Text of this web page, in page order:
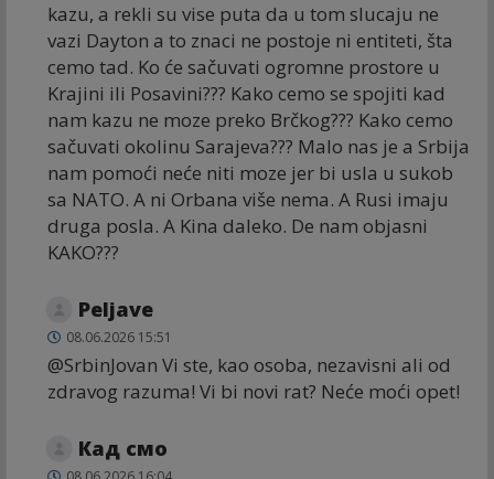
kazu, a rekli su vise puta da u tom slucaju ne
vazi Dayton a to znaci ne postoje ni entiteti, šta
cemo tad. Ko će sačuvati ogromne prostore u
Krajini ili Posavini??? Kako cemo se spojiti kad
nam kazu ne moze preko Brčkog??? Kako cemo
sačuvati okolinu Sarajeva??? Malo nas je a Srbija
nam pomoći neće niti moze jer bi usla u sukob
sa NATO. A ni Orbana više nema. A Rusi imaju
druga posla. A Kina daleko. De nam objasni
KAKO???
Peljave
08.06.2026 15:51
@SrbinJovan Vi ste, kao osoba, nezavisni ali od
zdravog razuma! Vi bi novi rat? Neće moći opet!
Кад смо